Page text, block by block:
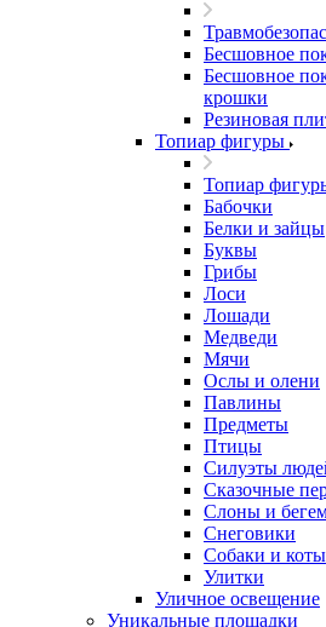
Бесшовное
Бесшовное
крошки
Резиновая
Топиар фигуры
Топиар
Бабочки
Белки и зайцы
Буквы
Грибы
Лоси
Лошади
Медведи
Мячи
Ослы и олени
Павлины
Предметы
Птицы
Силуэты
Сказочные
Слоны и
Снеговики
Собаки и коты
Улитки
Уличное освещение
Уникальные площадки